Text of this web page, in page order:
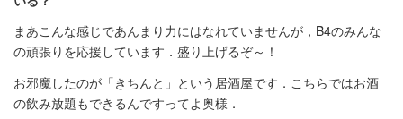
まあこんな感じであんまり力にはなれていませんが，B4のみんな
の頑張りを応援しています．盛り上げるぞ～！
お邪魔したのが「きちんと」という居酒屋です．こちらではお酒
の飲み放題もできるんですってよ奥様．